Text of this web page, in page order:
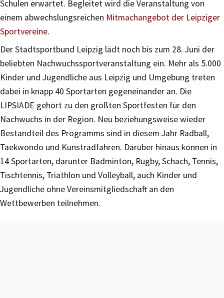
Schulen erwartet. Begleitet wird die Veranstaltung von
einem abwechslungsreichen Mitmachangebot der Leipziger
Sportvereine.
Der Stadtsportbund Leipzig lädt noch bis zum 28. Juni der
beliebten Nachwuchssportveranstaltung ein. Mehr als 5.000
Kinder und Jugendliche aus Leipzig und Umgebung treten
dabei in knapp 40 Sportarten gegeneinander an. Die
LIPSIADE gehört zu den größten Sportfesten für den
Nachwuchs in der Region. Neu beziehungsweise wieder
Bestandteil des Programms sind in diesem Jahr Radball,
Taekwondo und Kunstradfahren. Darüber hinaus können in
14 Sportarten, darunter Badminton, Rugby, Schach, Tennis,
Tischtennis, Triathlon und Volleyball, auch Kinder und
Jugendliche ohne Vereinsmitgliedschaft an den
Wettbewerben teilnehmen.